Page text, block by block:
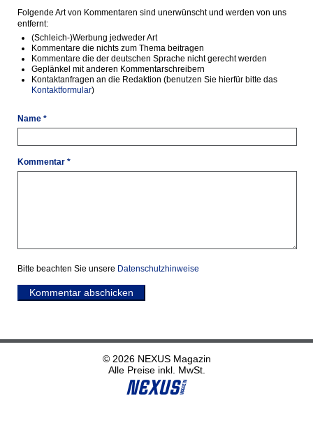
Folgende Art von Kommentaren sind unerwünscht und werden von uns
entfernt:
(Schleich-)Werbung jedweder Art
Kommentare die nichts zum Thema beitragen
Kommentare die der deutschen Sprache nicht gerecht werden
Geplänkel mit anderen Kommentarschreibern
Kontaktanfragen an die Redaktion (benutzen Sie hierfür bitte das
Kontaktformular)
Name *
Kommentar *
Bitte beachten Sie unsere Datenschutzhinweise
Kommentar abschicken
© 2026 NEXUS Magazin
Alle Preise inkl. MwSt.